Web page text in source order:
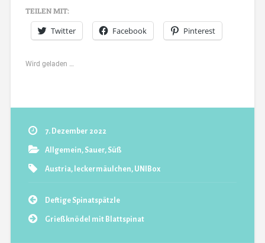
TEILEN MIT:
Twitter Facebook Pinterest
Wird geladen …
7. Dezember 2022
Allgemein, Sauer, Süß
Austria, leckermäulchen, UNIBox
Deftige Spinatspätzle
Grießknödel mit Blattspinat